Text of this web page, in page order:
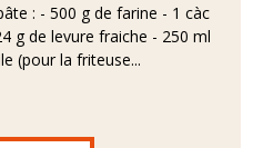
: - 500 g de farine - 1 càc
g de levure fraiche - 250 ml
(pour la friteuse...